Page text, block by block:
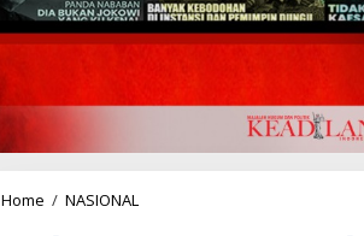
Home / NASIONAL